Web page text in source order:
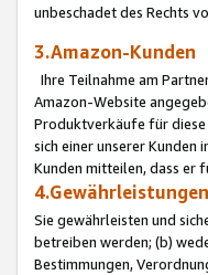
unbeschadet des Rechts
3.Amazon-Kunden
Ihre Teilnahme am
Amazon-Website
Produktverkäufe für diese
sich einer unserer Kunden
Kunden mitteilen, dass er
4.Gewährleistungen
Sie gewährleisten und
betreiben werden; (b)
Bestimmungen,